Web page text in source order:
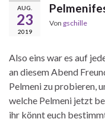
AUG.
23
2019
Von gschille
Also eins war es auf
an diesem Abend
Pelmeni zu probieren,
welche Pelmeni jetzt
ihr könnt euch